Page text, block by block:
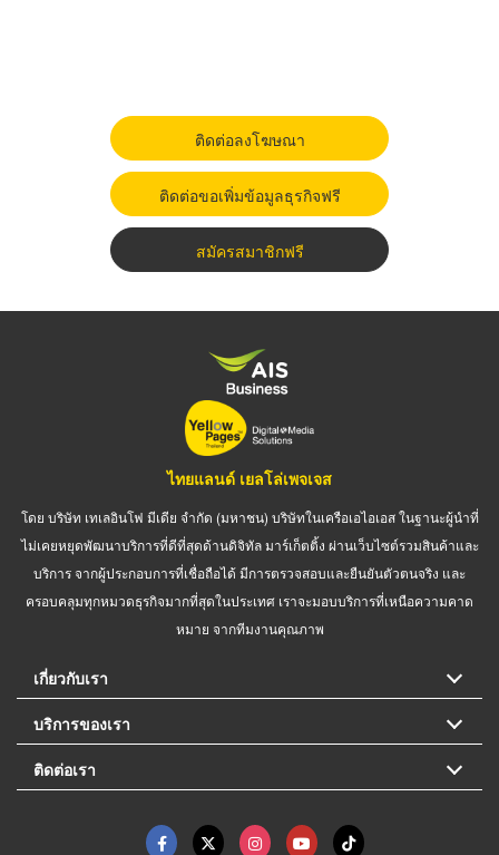
ติดต่อลงโฆษณา
ติดต่อขอเพิ่มข้อมูลธุรกิจฟรี
สมัครสมาชิกฟรี
ไทยแลนด์ เยลโล่เพจเจส
โดย บริษัท เทเลอินโฟ มีเดีย จำกัด (มหาชน) บริษัทในเครือเอไอเอส ในฐานะผู้นำที่
ไม่เคยหยุดพัฒนาบริการที่ดีที่สุดด้านดิจิทัล มาร์เก็ตติ้ง ผ่านเว็บไซต์รวมสินค้าและ
บริการ จากผู้ประกอบการที่เชื่อถือได้ มีการตรวจสอบและยืนยันตัวตนจริง และ
ครอบคลุมทุกหมวดธุรกิจมากที่สุดในประเทศ เราจะมอบบริการที่เหนือความคาด
หมาย จากทีมงานคุณภาพ
เกี่ยวกับเรา
บริการของเรา
ติดต่อเรา